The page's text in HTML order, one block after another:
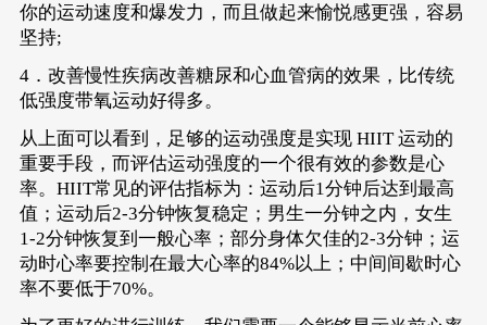
你的运动速度和爆发力，而且做起来愉悦感更强，容易
坚持;
4．改善慢性疾病改善糖尿和心血管病的效果，比传统
低强度带氧运动好得多。
从上面可以看到，足够的运动强度是实现 HIIT 运动的
重要手段，而评估运动强度的一个很有效的参数是心
率。HIIT常见的评估指标为：运动后1分钟后达到最高
值；运动后2-3分钟恢复稳定；男生一分钟之内，女生
1-2分钟恢复到一般心率；部分身体欠佳的2-3分钟；运
动时心率要控制在最大心率的84%以上；中间间歇时心
率不要低于70%。